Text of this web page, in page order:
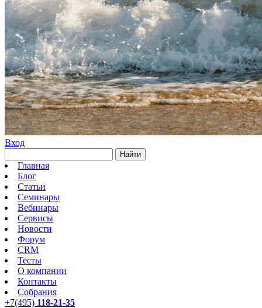
Вход
Найти
Главная
Блог
Статьи
Семинары
Вебинары
Сервисы
Новости
Форум
CRM
Тесты
О компании
Контакты
Собрания
+7(495) 118-21-35